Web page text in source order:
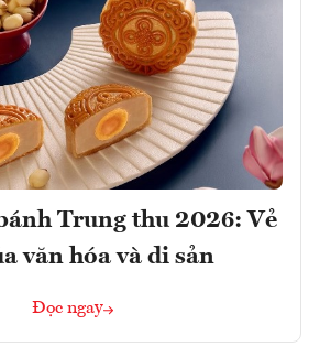
Trung thu 2026: Vẻ
văn hóa và di sản
Đọc ngay